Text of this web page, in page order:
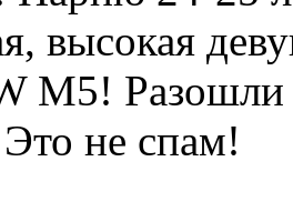
высокая
M5! Разошли
не спам!